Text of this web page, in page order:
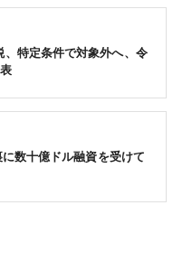
数十億ドル融資を受けて
、特定条件で対象外へ、令